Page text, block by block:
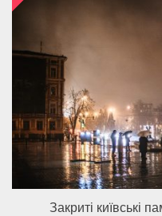
Закриті київські